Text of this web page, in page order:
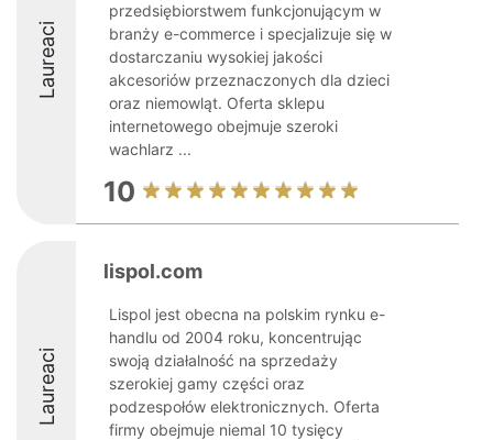
Laureaci
przedsiębiorstwem funkcjonującym w
branży e-commerce i specjalizuje się w
dostarczaniu wysokiej jakości
akcesoriów przeznaczonych dla dzieci
oraz niemowląt. Oferta sklepu
internetowego obejmuje szeroki
wachlarz ...
10
Laureaci
lispol.com
Lispol jest obecna na polskim rynku e-
handlu od 2004 roku, koncentrując
swoją działalność na sprzedaży
szerokiej gamy części oraz
podzespołów elektronicznych. Oferta
firmy obejmuje niemal 10 tysięcy